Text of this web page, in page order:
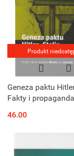
Produkt
Geneza paktu
Fakty i propaganda
46.00